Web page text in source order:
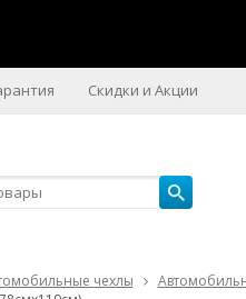
Скидки и Акции
чехлы